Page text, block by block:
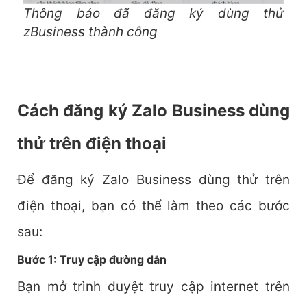
Thông báo đã đăng ký dùng thử
zBusiness thành công
Cách đăng ký Zalo Business dùng
thử trên điện thoại
Để đăng ký Zalo Business dùng thử trên
điện thoại, bạn có thể làm theo các bước
sau:
Bước 1: Truy cập đường dẫn
Bạn mở trình duyệt truy cập internet trên